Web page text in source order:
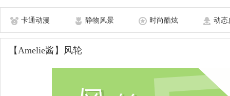
卡通动漫 静物风景 时尚酷炫 动态
【Amelie酱】风轮